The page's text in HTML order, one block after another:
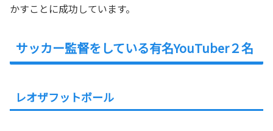
かすことに成功しています。
サッカー監督をしている有名YouTuber２名
レオザフットボール